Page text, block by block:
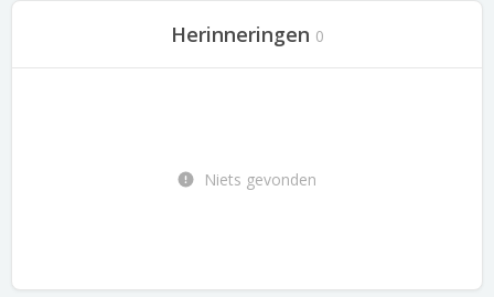
Herinneringen 0
Niets gevonden